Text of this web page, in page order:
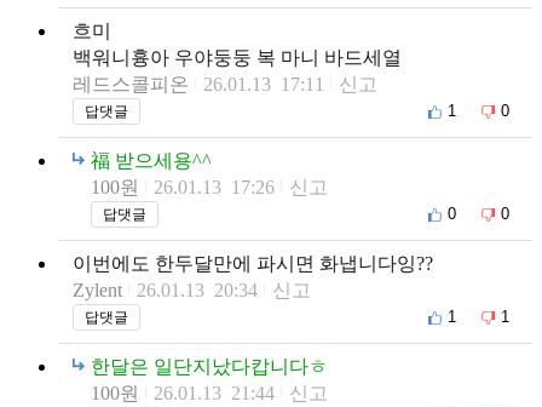
흐미
백워니흉아 우야둥둥 복 마니 바드세열
레드스콜피온
26.01.13 17:11 신고
답댓글 1 0
福 받으세용^^
100원
26.01.13 17:26 신고
답댓글 0 0
이번에도 한두달만에 파시면 화냅니다잉??
Zylent
26.01.13 20:34 신고
답댓글 1 1
한달은 일단지났다캅니다ㅎ
100원
26.01.13 21:44 신고